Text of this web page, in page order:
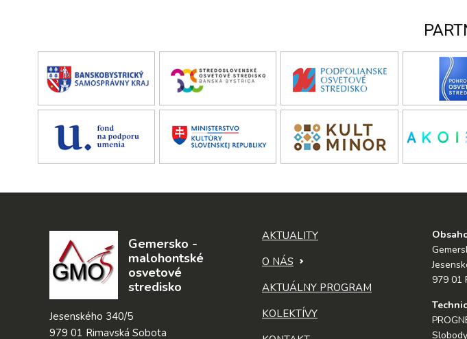
Gemersko -
malohontské
osvetové
stredisko
Jesenského 340/5
979 01 Rimavská Sobota
AKTUALITY
O NÁS
AKTUÁLNY PROGRAM
KOLEKTÍVY
979 01